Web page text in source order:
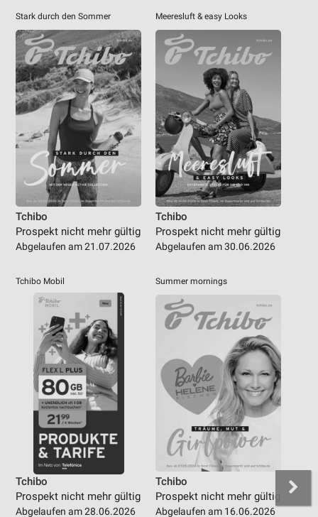
Stark durch den Sommer
Tchibo
Prospekt nicht mehr gültig
Abgelaufen am 21.07.2026
Meeresluft & easy Looks
Tchibo
Prospekt nicht mehr gültig
Abgelaufen am 30.06.2026
Tchibo Mobil
Tchibo
Prospekt nicht mehr gültig
Abgelaufen am 28.06.2026
Summer mornings
Tchibo
Prospekt nicht mehr gültig
Abgelaufen am 16.06.2026